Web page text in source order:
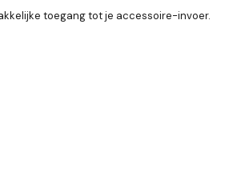
toegang tot je accessoire-invoer.